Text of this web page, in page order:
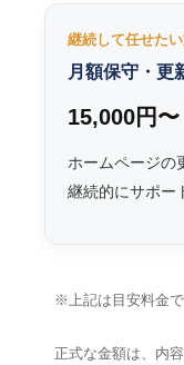
継続して任せた
月額保守・更
15,000円〜
ホームページの
継続的にサポー
※上記は目安料金
正式な金額は、内